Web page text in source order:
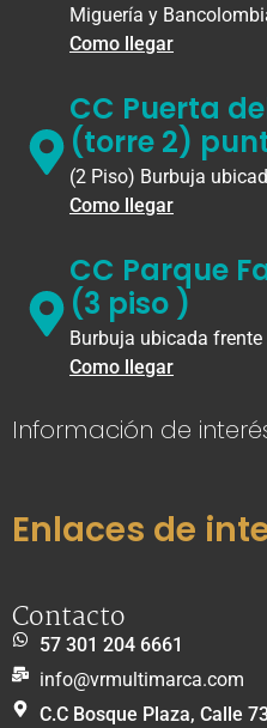
Miguería y
Como llegar
CC Puerta
(torre 2)
(2 Piso) Burbuja
Como llegar
CC Parque
(3 piso )
Burbuja ubicada frente
Como llegar
Información de
Enlaces de
Contacto
57 301 204 6661
info@vrmultimarca.com
C.C Bosque Plaza, Calle